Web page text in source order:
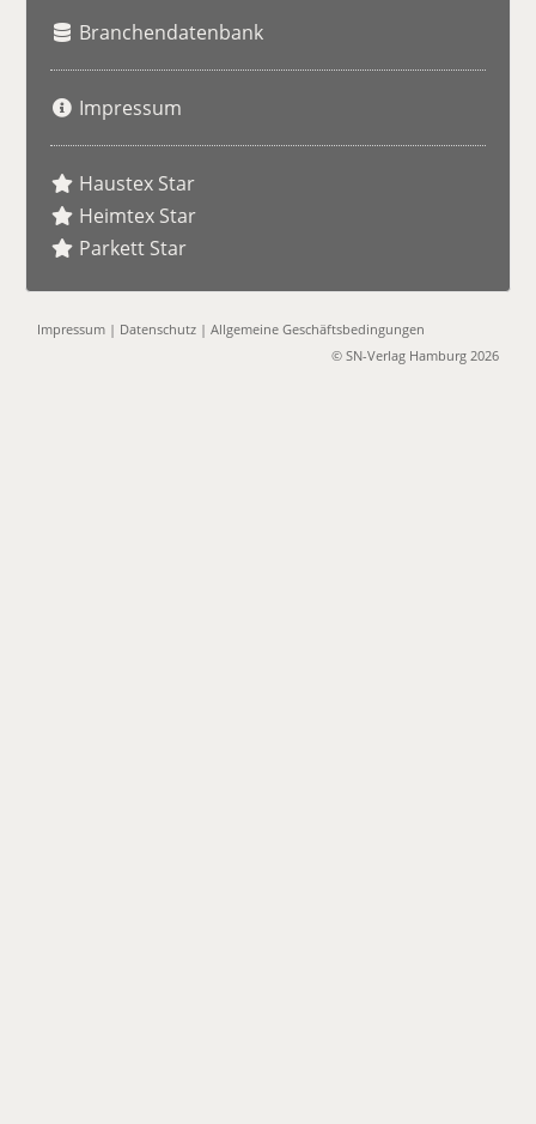
Branchendatenbank
Impressum
Haustex Star
Heimtex Star
Parkett Star
Impressum | Datenschutz |Allgemeine Geschäftsbedingungen
© SN-Verlag Hamburg 2026